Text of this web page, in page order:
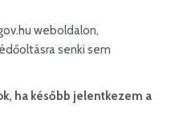
weboldalon,
senki sem
ha később jelentkezem a